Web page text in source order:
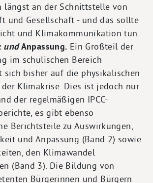
längst an der Schnittstelle von
und Gesellschaft - und das sollte
und Klimakommunikation tun.
undAnpassung. Ein Großteil der
im schulischen Bereich
sich bisher auf die physikalischen
der Klimakrise. Dies ist jedoch nur
der regelmäßigen IPCC-
es gibt ebenso
Berichtsteile zu Auswirkungen,
und Anpassung (Band 2) sowie
den Klimawandel
(Band 3). Die Bildung von
Bürgerinnen und Bürgern